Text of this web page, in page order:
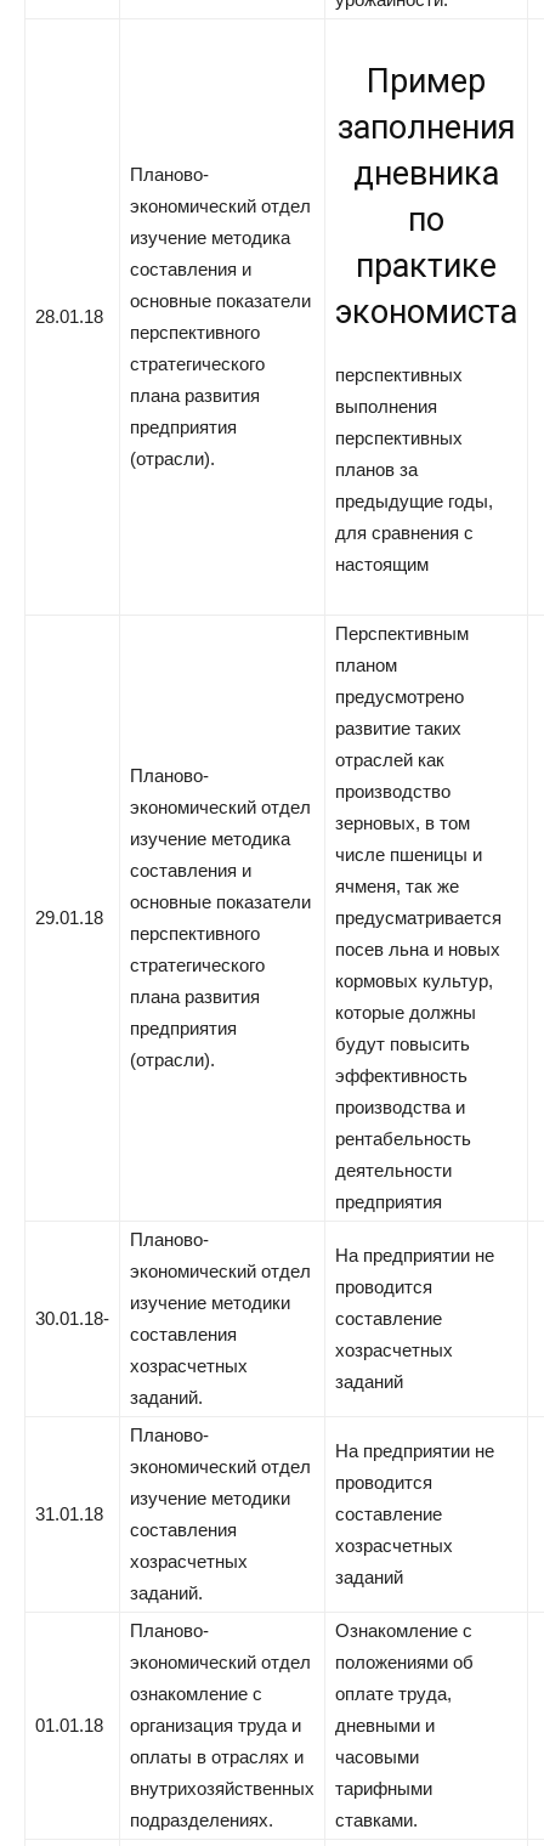
28.01.18
Планово-
экономический отдел
изучение методика
составления и
основные показатели
перспективного
стратегического
плана развития
предприятия
(отрасли).
Пример
заполнения
дневника
по
практике
экономиста
перспективных
выполнения
перспективных
планов за
предыдущие годы,
для сравнения с
настоящим
29.01.18
Планово-
экономический отдел
изучение методика
составления и
основные показатели
перспективного
стратегического
плана развития
предприятия
(отрасли).
Перспективным
планом
предусмотрено
развитие таких
отраслей как
производство
зерновых, в том
числе пшеницы и
ячменя, так же
предусматривается
посев льна и новых
кормовых культур,
которые должны
будут повысить
эффективность
производства и
рентабельность
деятельности
предприятия
30.01.18-
Планово-
экономический отдел
изучение методики
составления
хозрасчетных
заданий.
На предприятии не
проводится
составление
хозрасчетных
заданий
31.01.18
Планово-
экономический отдел
изучение методики
составления
хозрасчетных
заданий.
На предприятии не
проводится
составление
хозрасчетных
заданий
01.01.18
Планово-
экономический отдел
ознакомление с
организация труда и
оплаты в отраслях и
внутрихозяйственных
подразделениях.
Ознакомление с
положениями об
оплате труда,
дневными и
часовыми
тарифными
ставками.